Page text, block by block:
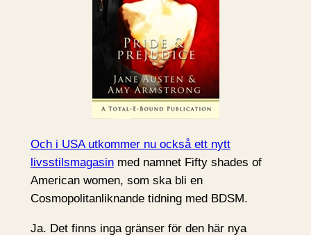
Och i USA utkommer nu också ett nytt
livsstilsmagasinmed namnet Fifty shades of
American women, som ska bli en
Cosmopolitanliknande tidning med BDSM.
Ja. Det finns inga gränser för den här nya